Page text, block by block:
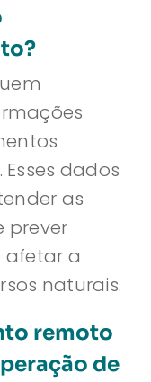
dados
as
prever
afetar a
naturais.
remoto
de